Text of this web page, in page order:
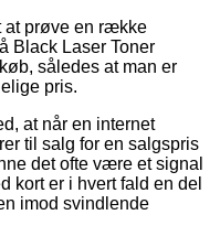
at prøve en række
Black Laser Toner
således at man er
pris.
at når en internet
til salg for en salgspris
det ofte være et signal
kort er i hvert fald en del
imod svindlende